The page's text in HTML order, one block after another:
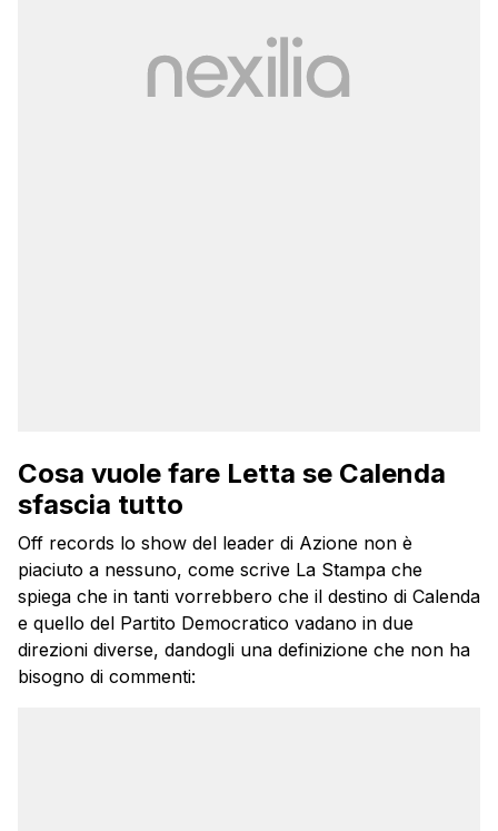
Cosa vuole fare Letta se Calenda
sfascia tutto
Off records lo show del leader di Azione non è
piaciuto a nessuno, come scrive La Stampa che
spiega che in tanti vorrebbero che il destino di Calenda
e quello del Partito Democratico vadano in due
direzioni diverse, dandogli una definizione che non ha
bisogno di commenti: